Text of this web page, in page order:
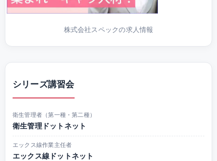
株式会社スペックの求人情報
シリーズ講習会
衛生管理者（第一種・第二種）
衛生管理ドットネット
エックス線作業主任者
エックス線ドットネット